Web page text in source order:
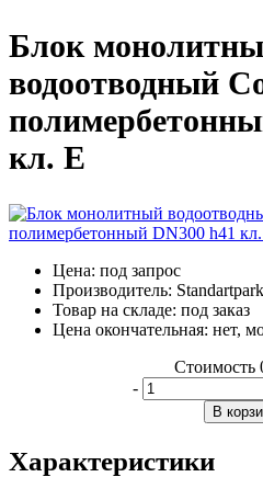
Блок
водоотводный
кл. Е
Цена: под запрос
Производитель: Standartpark
Товар на складе: под заказ
Цена окончательная: нет,
Стоимость
-
В
Характеристики